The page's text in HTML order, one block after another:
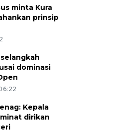
minta Kura
prinsip
dominasi
Kepala
dirikan